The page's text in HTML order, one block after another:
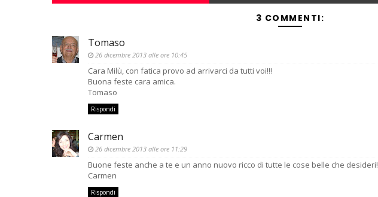
3 COMMENTI:
Tomaso
26 dicembre 2013 alle ore 10:45
Cara Milù, con fatica provo ad arrivarci da tutti voi!!!
Buona feste cara amica.
Tomaso
Rispondi
Carmen
26 dicembre 2013 alle ore 11:29
Buone feste anche a te e un anno nuovo ricco di tutte le cose belle che desideri!
Carmen
Rispondi